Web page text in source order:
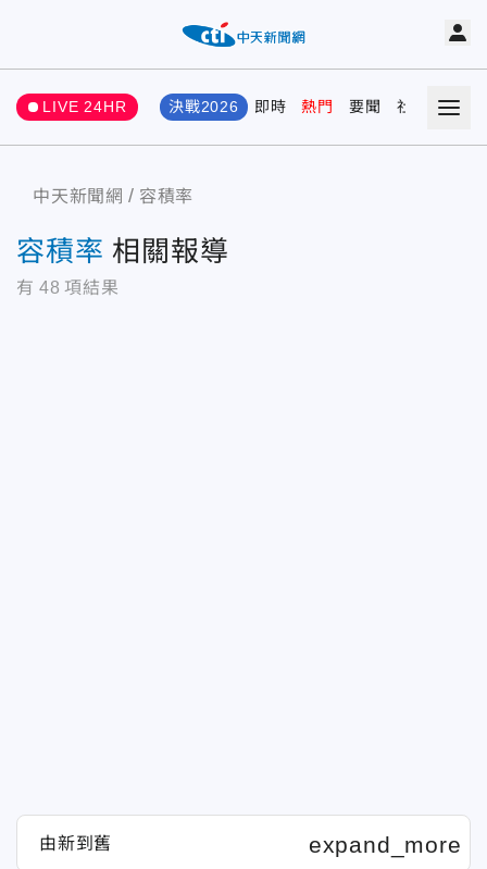
LIVE 24HR 決戰2026 即時 熱門 要聞 社會 娛樂
中天新聞網 容積率
容積率 相關報導
有 48 項結果